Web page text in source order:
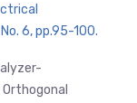
6, pp.95-100.